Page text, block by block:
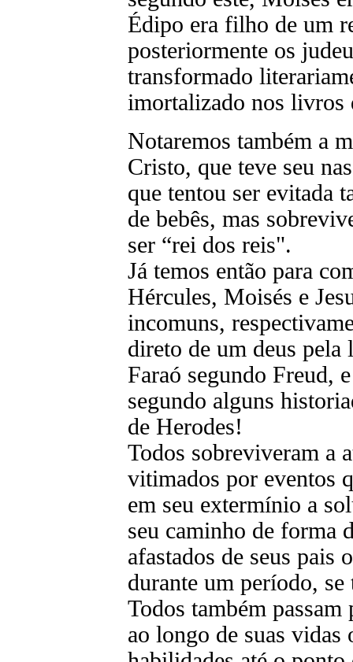
Édipo era filho de um
posteriormente os
transformado
imortalizado nos livros
Notaremos também a
Cristo, que teve seu
que tentou ser evitada
de bebês, mas
ser “rei dos reis".
Já temos então para
Hércules, Moisés e
incomuns,
direto de um deus
Faraó segundo Freud,
segundo alguns
de Herodes!
Todos sobreviveram a
vitimados por eventos
em seu extermínio a
seu caminho de forma
afastados de seus
durante um período,
Todos também
ao longo de suas vidas